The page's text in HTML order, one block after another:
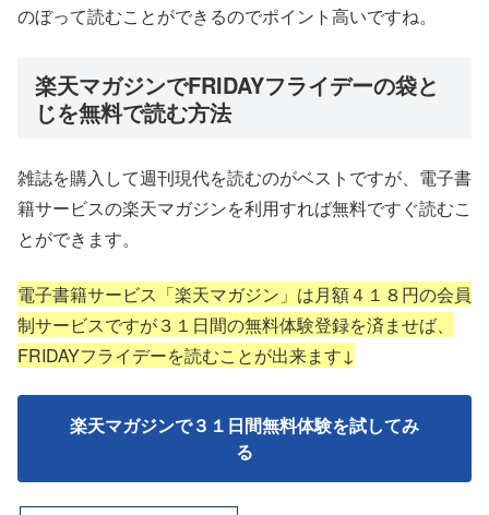
のぼって読むことができるのでポイント高いですね。
楽天マガジンでFRIDAYフライデーの袋と
じを無料で読む方法
雑誌を購入して週刊現代を読むのがベストですが、電子書
籍サービスの楽天マガジンを利用すれば無料ですぐ読むこ
とができます。
電子書籍サービス「楽天マガジン」は月額４１８円の会員
制サービスですが３１日間の無料体験登録を済ませば、
FRIDAYフライデーを読むことが出来ます↓
楽天マガジンで３１日間無料体験を試してみ
る